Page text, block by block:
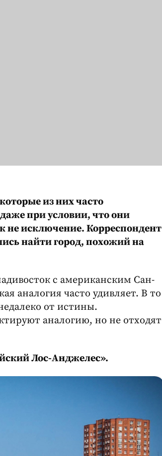
из них часто
при условии, что они
не исключение. Корреспондент
найти город, похожий на
с американским Сан-
аналогия часто удивляет. В то
от истины.
аналогию, но не отходят
Лос-Анджелес».